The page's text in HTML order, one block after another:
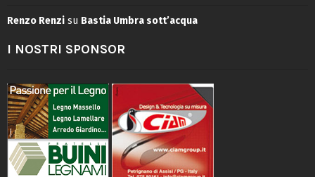
Renzo Renzi su Bastia Umbra sott’acqua
I NOSTRI SPONSOR